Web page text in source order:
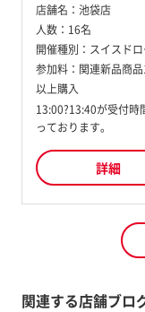
店舗名： 池袋店
人数： 16名
開催種別： スイスド
参加料： 関連新品商
以上購入
13:00?13:40が受付時
っております。
詳細
関連する店舗ブロ